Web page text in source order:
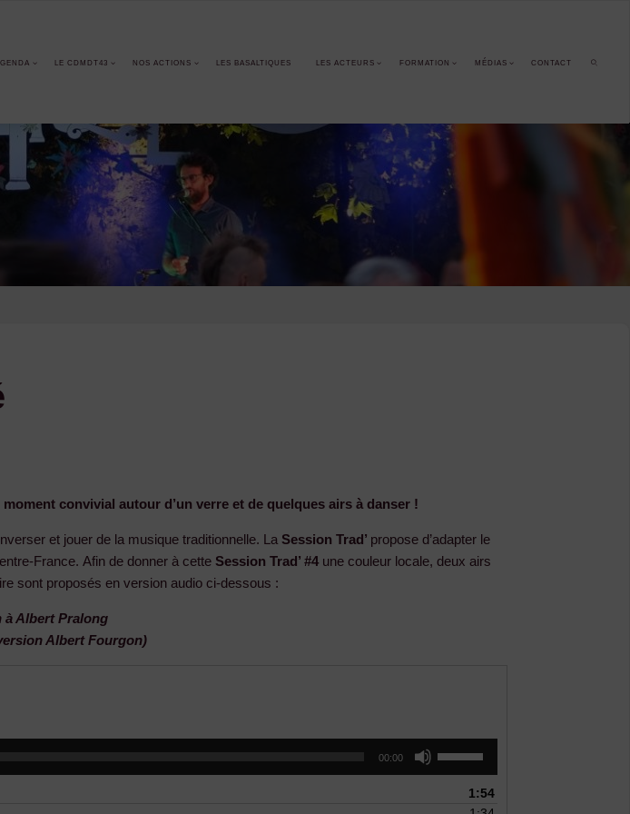
LE CDMDT43 NOS ACTIONS LES BASALTIQUES LES ACTEURS FORMATION MÉDIAS CONTACT
convivial autour d’un verre et de quelques airs à danser !
et jouer de la musique traditionnelle. La Session Trad’ propose d’adapter le
France. Afin de donner à cette Session Trad’ #4 une couleur locale, deux airs
sont proposés en version audio ci-dessous :
à Albert Pralong
Albert Fourgon)
00:00
1:54